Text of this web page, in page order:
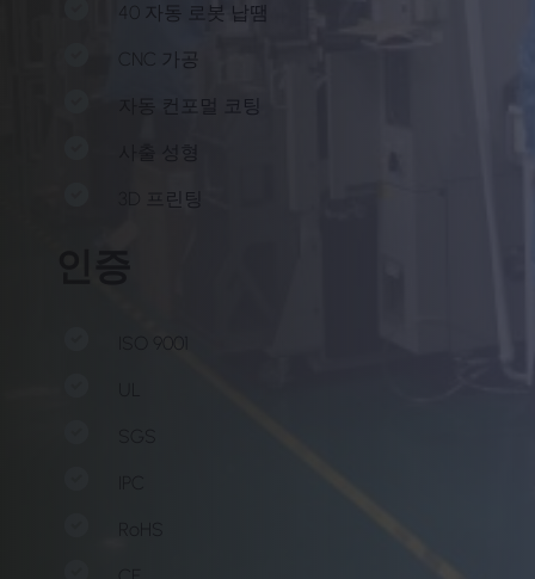
40 자동 로봇 납땜
CNC 가공
자동 컨포멀 코팅
사출 성형
3D 프린팅